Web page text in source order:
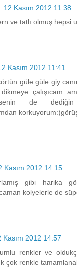
12 Kasım 2012 11:38
ve tatlı olmuş hepsi
Kasım 2012 11:41
güle güle giy
çalışıcam
de
Kasım 2012 14:15
gibi harika
kolyelerle de
Kasım 2012 14:57
renkler ve
çok renkle